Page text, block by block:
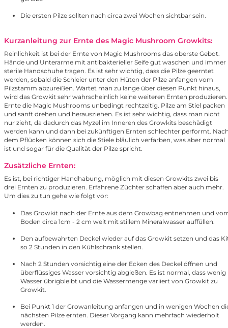
Die ersten Pilze sollten nach circa zwei Wochen sichtbar sein.
Kurzanleitung zur Ernte des Magic Mushroom Growkits:
Reinlichkeit ist bei der Ernte von Magic Mushrooms das oberste Gebot.
Hände und Unterarme mit antibakterieller Seife gut waschen und immer
sterile Handschuhe tragen. Es ist sehr wichtig, dass die Pilze geerntet
werden, sobald die Schleier unter den Hüten der Pilze anfangen vom
Pilzstamm abzureißen. Wartet man zu lange über diesen Punkt hinaus,
wird das Growkit sehr wahrscheinlich keine weiteren Ernten produzieren.
Ernte die Magic Mushrooms unbedingt rechtzeitig. Pilze am Stiel packen
und sanft drehen und herausziehen. Es ist sehr wichtig, dass man nicht
nur zieht, da dadurch das Myzel im Inneren des Growkits beschädigt
werden kann und dann bei zukünftigen Ernten schlechter performt.
dem Pflücken können sich die Stiele bläulich verfärben, was aber normal
ist und sogar für die Qualität der Pilze spricht.
Zusätzliche Ernten:
Es ist, bei richtiger Handhabung, möglich mit diesen Growkits zwei bis
drei Ernten zu produzieren. Erfahrene Züchter schaffen aber auch mehr.
Um dies zu tun gehe wie folgt vor:
Das Growkit nach der Ernte aus dem Growbag entnehmen und
Boden circa 1cm - 2 cm weit mit stillem Mineralwasser auffüllen.
Den aufbewahrten Deckel wieder auf das Growkit setzen und das
so 2 Stunden in den Kühlschrank stellen.
Nach 2 Stunden vorsichtig eine der Ecken des Deckel öffnen und
überflüssiges Wasser vorsichtig abgießen. Es ist normal, dass wenig
Wasser übrigbleibt und die Wassermenge variiert von Growkit zu
Growkit.
Bei Punkt 1 der Growanleitung anfangen und in wenigen Wochen
nächsten Pilze ernten. Dieser Vorgang kann mehrfach wiederholt
werden.